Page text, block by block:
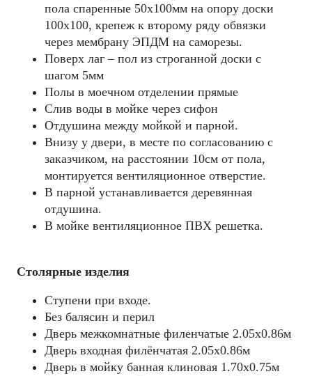
пола спаренные 50х100мм на опору доски
100х100, крепеж к второму ряду обвязки
через мембрану ЭПДМ на саморезы.
Поверх лаг – пол из строганной доски с
шагом 5мм
Полы в моечном отделении прямые
Слив воды в мойке через сифон
Отдушина между мойкой и парной.
Внизу у двери, в месте по согласованию с
заказчиком, на расстоянии 10см от пола,
монтируется вентиляционное отверстие.
В парной устанавливается деревянная
отдушина.
В мойке вентиляционное ПВХ решетка.
Столярные изделия
Ступени при входе.
Без балясин и перил
Дверь межкомнатные филенчатые 2.05х0.86м
Дверь входная филёнчатая 2.05х0.86м
Дверь в мойку банная клиновая 1.70х0.75м